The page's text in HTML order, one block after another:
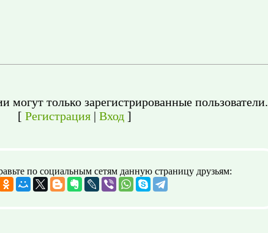
могут только зарегистрированные пользователи.
[ Регистрация | Вход ]
по социальным сетям данную страницу друзьям: